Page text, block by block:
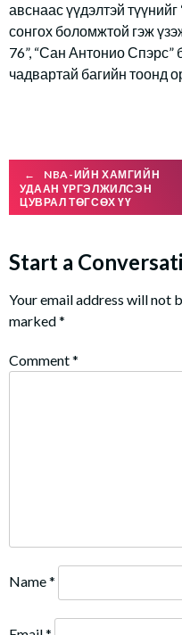
авснаас үүдэлтэй
сонгох боломжтой гэж
76”, “Сан Антонио Спэрс”
чадвартай багийн тоонд
Post
←
NBA-ИЙН ХАМГИЙН
УДААН ҮРГЭЛЖИЛСЭН
ЦУВРАЛ ТӨГСӨХ ҮҮ
Start a
Your email address will not
marked*
Comment*
Name*